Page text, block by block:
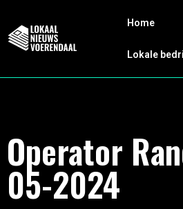
Home
Lokale
Operator
05-2024